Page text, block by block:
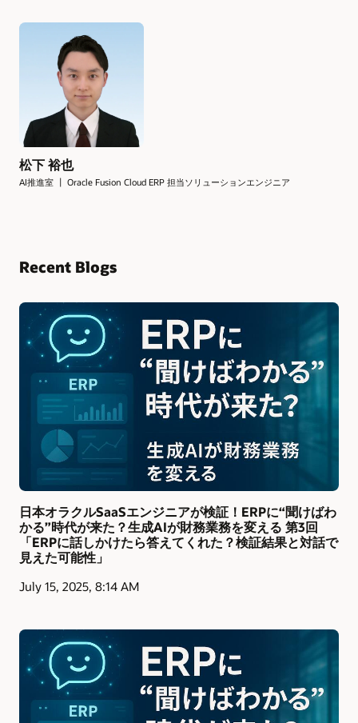
松下 裕也
AI推進室 ┃ Oracle Fusion Cloud ERP 担当ソリューションエンジニア
Recent Blogs
日本オラクルSaaSエンジニアが検証！ERPに“聞けばわ
かる”時代が来た？生成AIが財務業務を変える 第3回
「ERPに話しかけたら答えてくれた？検証結果と対話で
見えた可能性」
July 15, 2025, 8:14 AM